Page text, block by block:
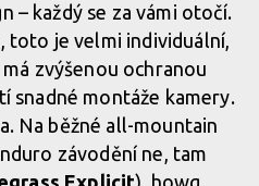
– každý se za vámi otočí.
toto je velmi individuální,
zvýšenou ochranou
snadné montáže kamery.
Na běžné all-mountain
závodění ne, tam